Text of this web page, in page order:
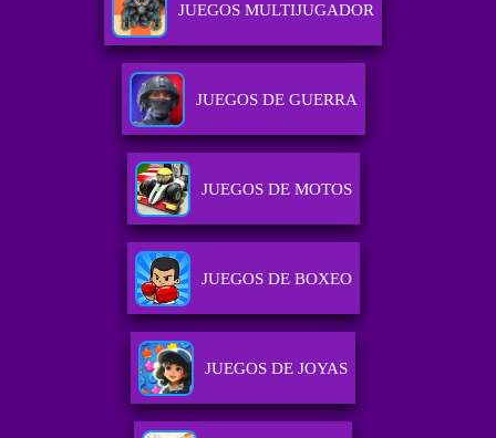
JUEGOS MULTIJUGADOR
JUEGOS DE GUERRA
JUEGOS DE MOTOS
JUEGOS DE BOXEO
JUEGOS DE JOYAS